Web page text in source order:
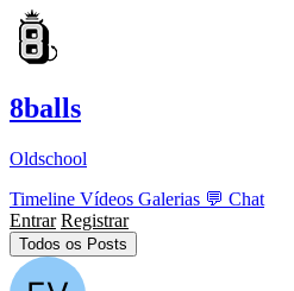
8balls
Oldschool
Timeline Vídeos Galerias 💬 Chat
Entrar Registrar
Todos os Posts